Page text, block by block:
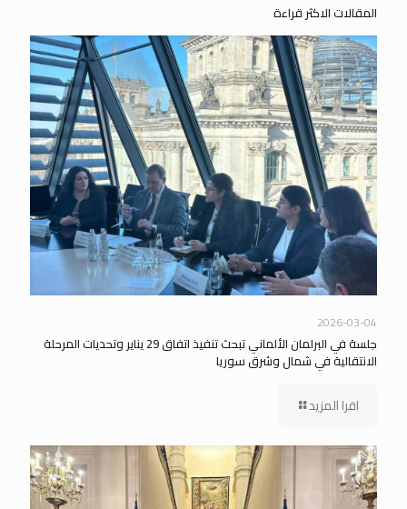
المقالات الاكثر قراءة
2026-03-04
جلسة في البرلمان الألماني تبحث تنفيذ اتفاق 29 يناير وتحديات المرحلة
الانتقالية في شمال وشرق سوريا
اقرا المزيد